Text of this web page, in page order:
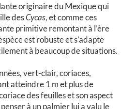
originaire du Mexique qui
desCycas, et comme ces
primitive remontant à l’ère
est robuste et s’adapte
à beaucoup de situations.
vert-clair, coriaces,
atteindre 1 m et plus de
des feuilles et son aspect
à un palmier lui a valu le